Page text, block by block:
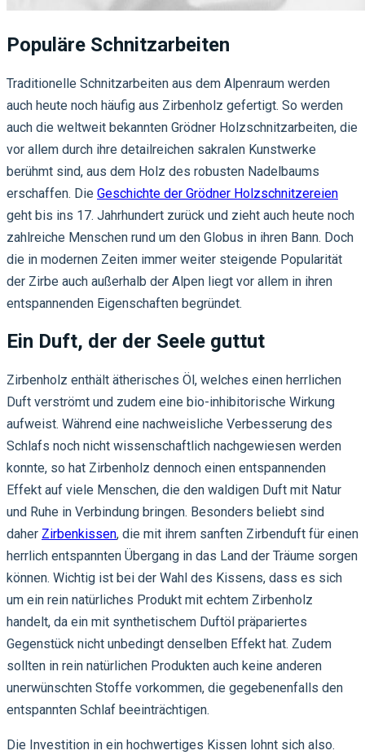
Populäre Schnitzarbeiten
Traditionelle Schnitzarbeiten aus dem Alpenraum werden
auch heute noch häufig aus Zirbenholz gefertigt. So werden
auch die weltweit bekannten Grödner Holzschnitzarbeiten, die
vor allem durch ihre detailreichen sakralen Kunstwerke
berühmt sind, aus dem Holz des robusten Nadelbaums
erschaffen. Die Geschichte der Grödner Holzschnitzereien
geht bis ins 17. Jahrhundert zurück und zieht auch heute noch
zahlreiche Menschen rund um den Globus in ihren Bann. Doch
die in modernen Zeiten immer weiter steigende Popularität
der Zirbe auch außerhalb der Alpen liegt vor allem in ihren
entspannenden Eigenschaften begründet.
Ein Duft, der der Seele guttut
Zirbenholz enthält ätherisches Öl, welches einen herrlichen
Duft verströmt und zudem eine bio-inhibitorische Wirkung
aufweist. Während eine nachweisliche Verbesserung des
Schlafs noch nicht wissenschaftlich nachgewiesen werden
konnte, so hat Zirbenholz dennoch einen entspannenden
Effekt auf viele Menschen, die den waldigen Duft mit Natur
und Ruhe in Verbindung bringen. Besonders beliebt sind
daher Zirbenkissen, die mit ihrem sanften Zirbenduft für einen
herrlich entspannten Übergang in das Land der Träume sorgen
können. Wichtig ist bei der Wahl des Kissens, dass es sich
um ein rein natürliches Produkt mit echtem Zirbenholz
handelt, da ein mit synthetischem Duftöl präpariertes
Gegenstück nicht unbedingt denselben Effekt hat. Zudem
sollten in rein natürlichen Produkten auch keine anderen
unerwünschten Stoffe vorkommen, die gegebenenfalls den
entspannten Schlaf beeinträchtigen.
Die Investition in ein hochwertiges Kissen lohnt sich also.